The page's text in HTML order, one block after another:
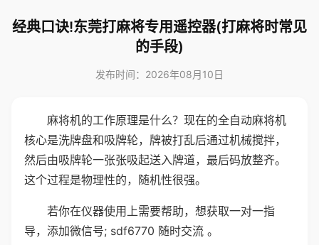
经典口诀!东莞打麻将专用遥控器(打麻将时常见
的手段)
发布时间：2026年08月10日
麻将机的工作原理是什么？现在的全自动麻将机
核心是洗牌盘和吸牌轮，牌被打乱后通过机械搅拌，
然后由吸牌轮一张张吸起送入牌道，最后码放整齐。
这个过程是物理性的，随机性很强。
若你在仪器使用上需要帮助，想获取一对一指
导，添加微信号; sdf6770 随时交流 。